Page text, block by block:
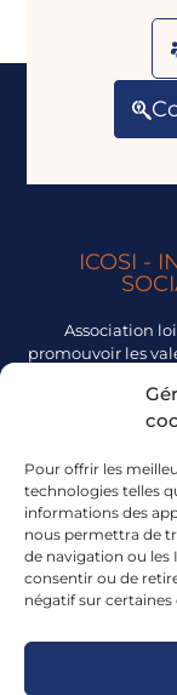
Pour offrir les
technologies telles
informations des
nous permettra de
de navigation ou les
consentir ou de
négatif sur
ICOSI -
Association
promouvoir les
participer au
économiques et
CONSULTER
Nous
Nos projets